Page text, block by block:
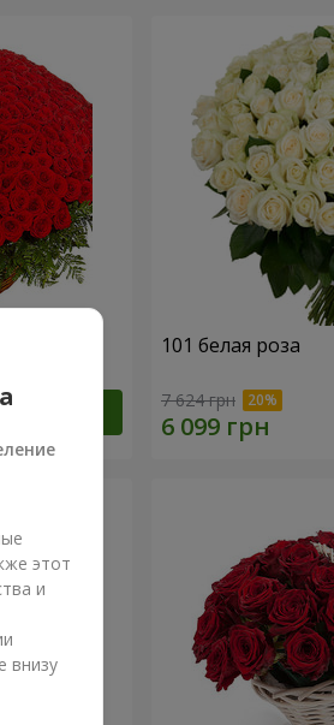
101 белая роза
7 624 грн
этот
и
внизу